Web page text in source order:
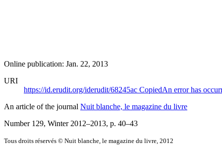
Online publication: Jan. 22, 2013
URI
https://id.erudit.org/iderudit/68245ac CopiedAn error has
An article of the journal Nuit blanche, le magazine du livre
Number 129, Winter 2012–2013, p. 40–43
Tous droits réservés © Nuit blanche, le magazine du livre, 2012